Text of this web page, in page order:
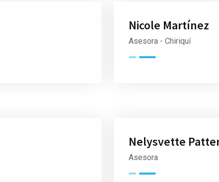
Nicole Martínez
Asesora - Chiriquí
Nelysvette
Asesora